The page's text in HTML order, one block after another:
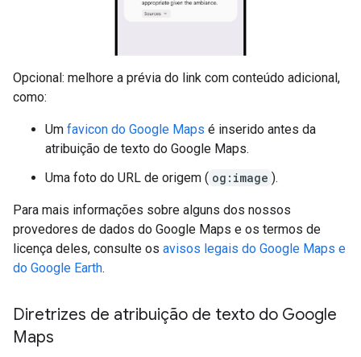
Opcional: melhore a prévia do link com conteúdo adicional,
como:
Um favicon do Google Maps é inserido antes da
atribuição de texto do Google Maps.
Uma foto do URL de origem ( og:image ).
Para mais informações sobre alguns dos nossos
provedores de dados do Google Maps e os termos de
licença deles, consulte os avisos legais do Google Maps e
do Google Earth.
Diretrizes de atribuição de texto do Google
Maps